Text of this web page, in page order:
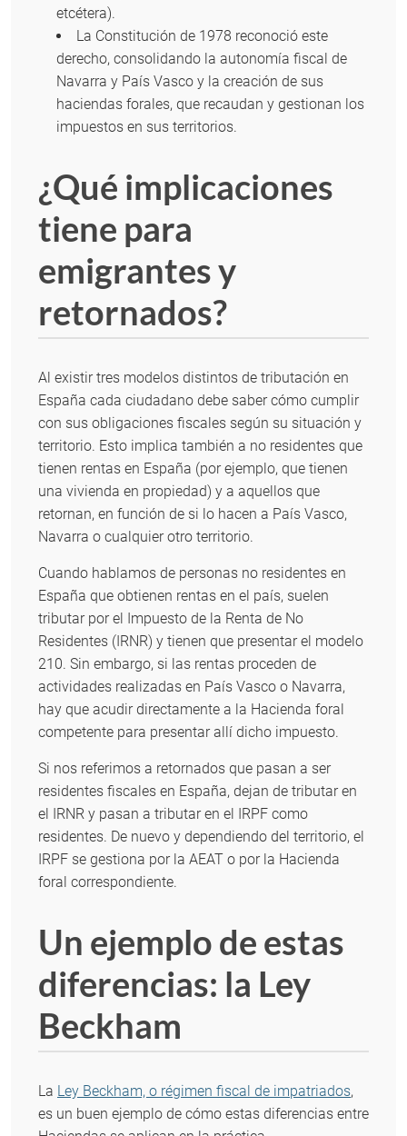
etcétera).
La Constitución de 1978 reconoció este
derecho, consolidando la autonomía fiscal de
Navarra y País Vasco y la creación de sus
haciendas forales, que recaudan y gestionan los
impuestos en sus territorios.
¿Qué implicaciones
tiene para
emigrantes y
retornados?
Al existir tres modelos distintos de tributación en
España cada ciudadano debe saber cómo cumplir
con sus obligaciones fiscales según su situación y
territorio. Esto implica también a no residentes que
tienen rentas en España (por ejemplo, que tienen
una vivienda en propiedad) y a aquellos que
retornan, en función de si lo hacen a País Vasco,
Navarra o cualquier otro territorio.
Cuando hablamos de personas no residentes en
España que obtienen rentas en el país, suelen
tributar por el Impuesto de la Renta de No
Residentes (IRNR) y tienen que presentar el modelo
210. Sin embargo, si las rentas proceden de
actividades realizadas en País Vasco o Navarra,
hay que acudir directamente a la Hacienda foral
competente para presentar allí dicho impuesto.
Si nos referimos a retornados que pasan a ser
residentes fiscales en España, dejan de tributar en
el IRNR y pasan a tributar en el IRPF como
residentes. De nuevo y dependiendo del territorio, el
IRPF se gestiona por la AEAT o por la Hacienda
foral correspondiente.
Un ejemplo de estas
diferencias: la Ley
Beckham
La Ley Beckham, o régimen fiscal de impatriados,
es un buen ejemplo de cómo estas diferencias entre